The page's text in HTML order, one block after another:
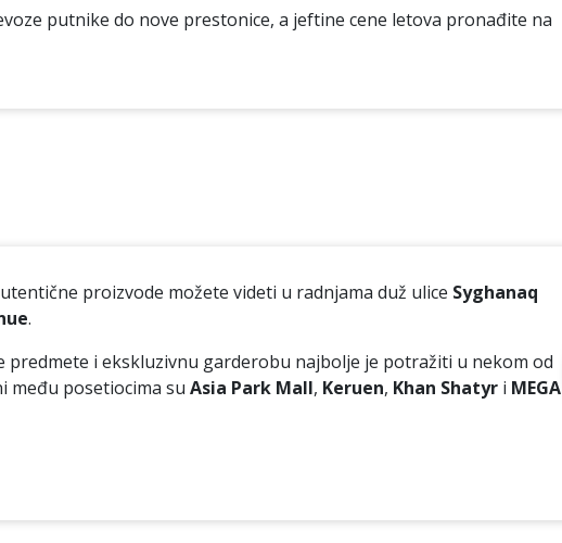
putnike do nove prestonice, a jeftine cene letova pronađite na
proizvode možete videti u radnjama duž ulice Syghanaq
.
i ekskluzivnu garderobu najbolje je potražiti u nekom od
među posetiocima su Asia Park Mall, Keruen, Khan Shatyr i MEGA